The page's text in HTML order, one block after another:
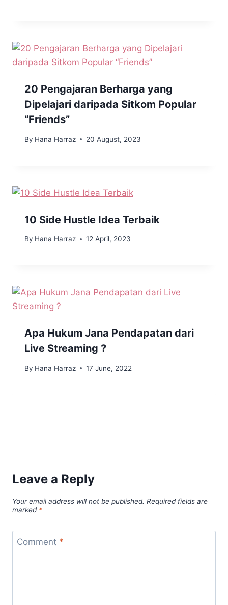
20 Pengajaran Berharga yang
Dipelajari daripada Sitkom Popular
“Friends”
By Hana Harraz 20 August, 2023
10 Side Hustle Idea Terbaik
By Hana Harraz 12 April, 2023
Apa Hukum Jana Pendapatan dari
Live Streaming ?
By Hana Harraz 17 June, 2022
Leave a Reply
Your email address will not be published. Required fields are
marked *
Comment *